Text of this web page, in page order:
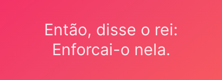
Então, disse o rei:
Enforcai-o nela.